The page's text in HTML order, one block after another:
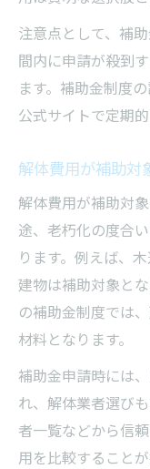
注意点として、補
間内に申請が殺到
ます。補助金制度
公式サイトで定期
解体費用が補助対
解体費用が補助対
途、老朽化の度合
ります。例えば、
建物は補助対象と
の補助金制度では
材料となります。
補助金申請時には
れ、解体業者選び
者一覧などから信
用を比較すること